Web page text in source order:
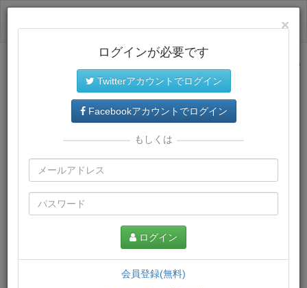
サイトトップに戻る
プレミアム会員では、教材がダウンロードでき、快適な動画
再生環境が提供されます。
×
ログインが必要です
Twitterアカウントでログイン
Facebookアカウントでログイン
もしくは
ログイン
会員登録(無料)